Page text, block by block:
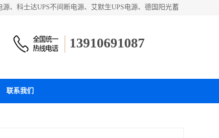
、科士达UPS不间断电源、艾默生UPS电源、德国阳光蓄
13910691087
联系我们